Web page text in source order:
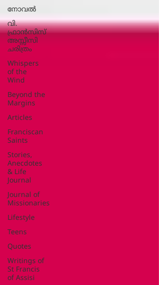
നോവല്‍
വി.
ഫ്രാൻസിസ്
അസ്സീസി
ചരിത്രം
Whispers
of the
Wind
Beyond the
Margins
Articles
Franciscan
Saints
Stories,
Anecdotes
& Life
Journal
Journal of
Missionaries
Lifestyle
Teens
Quotes
Writings of
St Francis
of Assisi